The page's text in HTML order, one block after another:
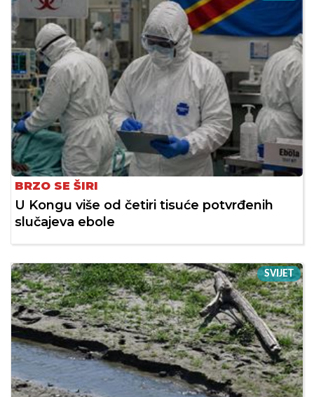
BRZO SE ŠIRI
U Kongu više od četiri tisuće potvrđenih
slučajeva ebole
SVIJET